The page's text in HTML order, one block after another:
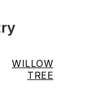
WILLOW
TREE